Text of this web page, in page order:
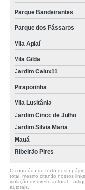
Parque Bandeirantes
Parque dos Pássaros
Vila Apiaí
Vila Gilda
Jardim Calux11
Piraporinha
Vila Lusitânia
Jardim Cinco de Julho
Jardim Silvia Maria
Mauá
Ribeirão Pires
O conteúdo do texto desta
total, mesmo citando nossos
violação de direito autoral –
autorais